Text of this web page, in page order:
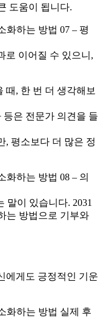
도움이 됩니다.
화하는 방법 07 – 평
로 이어질 수 있으니,
때, 한 번 더 생각해보
은 전문가 의견을 들
, 평소보다 더 많은 정
화하는 방법 08 – 의
말이 있습니다. 2031
는 방법으로 기부와
에게도 긍정적인 기운
화하는 방법 실제 후